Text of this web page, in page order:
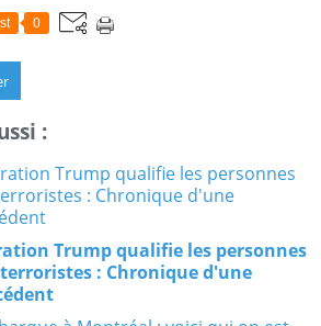
0
:
Trump qualifie les personnes
: Chronique d'une